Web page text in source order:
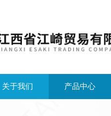
关于我们 产品中心